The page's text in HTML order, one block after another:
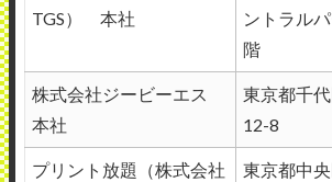
TGS） 本社
ントラル
階
株式会社ジービーエス
本社
東京都千
12-8
プリント放題（株式会社
東京都中